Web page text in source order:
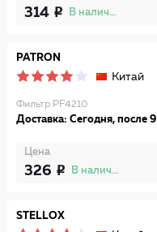
314 В наличии
PATRON
Китай
Фильтр PF4210
Доставка: Сегодня, после 9
Цена
326 В наличии
STELLOX